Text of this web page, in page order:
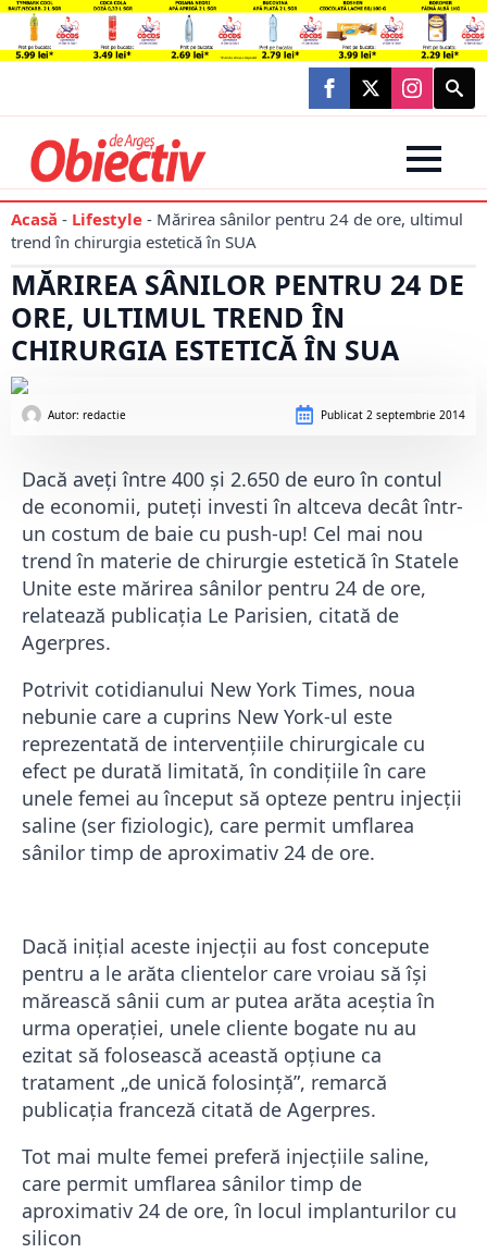
Search
for:
Acasă - Lifestyle - Mărirea sânilor pentru 24 de ore, ultimul
trend în chirurgia estetică în SUA
MĂRIREA SÂNILOR PENTRU 24 DE
ORE, ULTIMUL TREND ÎN
CHIRURGIA ESTETICĂ ÎN SUA
Autor: redactie Publicat 2 septembrie 2014
Dacă aveți între 400 și 2.650 de euro în contul
de economii, puteți investi în altceva decât într-
un costum de baie cu push-up! Cel mai nou
trend în materie de chirurgie estetică în Statele
Unite este mărirea sânilor pentru 24 de ore,
relatează publicația Le Parisien, citată de
Agerpres.
Potrivit cotidianului New York Times, noua
nebunie care a cuprins New York-ul este
reprezentată de intervențiile chirurgicale cu
efect pe durată limitată, în condițiile în care
unele femei au început să opteze pentru injecții
saline (ser fiziologic), care permit umflarea
sânilor timp de aproximativ 24 de ore.
Dacă inițial aceste injecții au fost concepute
pentru a le arăta clientelor care vroiau să își
mărească sânii cum ar putea arăta aceștia în
urma operației, unele cliente bogate nu au
ezitat să folosească această opțiune ca
tratament „de unică folosință”, remarcă
publicația franceză citată de Agerpres.
Tot mai multe femei preferă injecțiile saline,
care permit umflarea sânilor timp de
aproximativ 24 de ore, în locul implanturilor cu
silicon